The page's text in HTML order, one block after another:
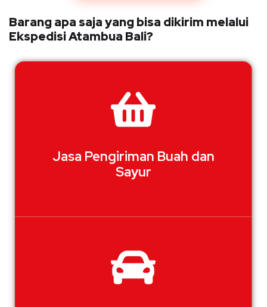
Barang apa saja yang bisa dikirim melalui
Ekspedisi Atambua Bali?
Jasa Pengiriman Buah dan
Sayur